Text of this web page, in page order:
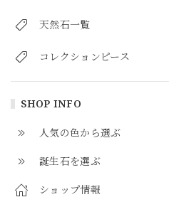
天然石一覧
コレクションピース
SHOP INFO
人気の色から選ぶ
誕生石を選ぶ
ショップ情報